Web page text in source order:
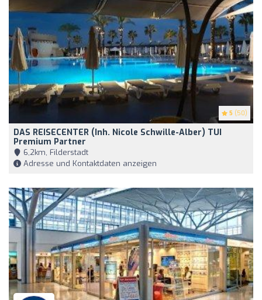
5 (50)
DAS REISECENTER (Inh. Nicole Schwille-Alber) TUI
Premium Partner
6,2km, Filderstadt
Adresse und Kontaktdaten anzeigen